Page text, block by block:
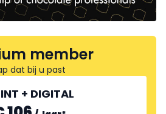
member
dat bij u past
+ DIGITAL